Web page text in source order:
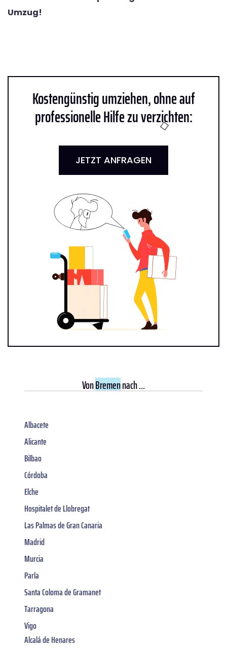
Umzug!
Kostengünstig umziehen, ohne auf
professionelle Hilfe zu verzichten:
JETZT ANFRAGEN
VonBremennach ...
Albacete
Alicante
Bilbao
Córdoba
Elche
Hospitalet de Llobregat
Las Palmas de Gran Canaria
Madrid
Murcia
Parla
Santa Coloma de Gramanet
Tarragona
Vigo
Alcalá de Henares